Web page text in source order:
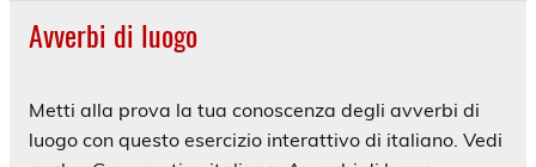
Avverbi di luogo
Metti alla prova la tua conoscenza degli avverbi di
luogo con questo esercizio interattivo di italiano. Vedi